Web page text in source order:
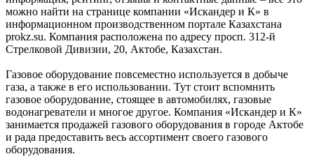
можно найти на странице компании «Искандер и К» в
информационном производственном портале Казахстана
prokz.su. Компания расположена по адресу просп. 312-й
Стрелковой Дивизии, 20, Актобе, Казахстан.
Газовое оборудование повсеместно используется в добыче
газа, а также в его использовании. Тут стоит вспомнить
газовое оборудование, стоящее в автомобилях, газовые
водонагреватели и многое другое. Компания «Искандер и К»
занимается продажей газового оборудования в городе Актобе
и рада предоставить весь ассортимент своего газового
оборудования.